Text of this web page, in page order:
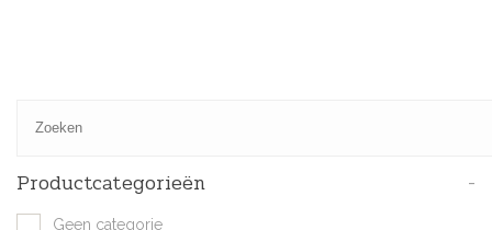
Productcategorieën -
Geen categorie